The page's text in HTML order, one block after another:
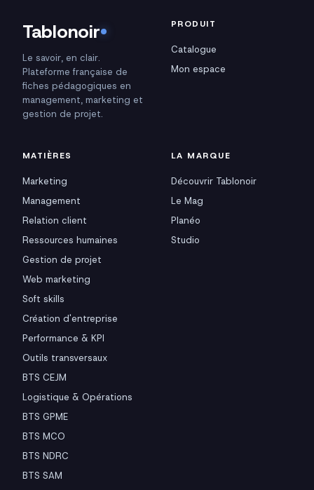
Tablonoir
Le savoir, en clair.
Plateforme française de
fiches pédagogiques en
management, marketing et
gestion de projet.
PRODUIT
Catalogue
Mon espace
MATIÈRES
Marketing
Management
Relation client
Ressources humaines
Gestion de projet
Web marketing
Soft skills
Création d'entreprise
Performance & KPI
Outils transversaux
BTS CEJM
Logistique & Opérations
BTS GPME
BTS MCO
BTS NDRC
BTS SAM
LA MARQUE
Découvrir Tablonoir
Le Mag
Planéo
Studio